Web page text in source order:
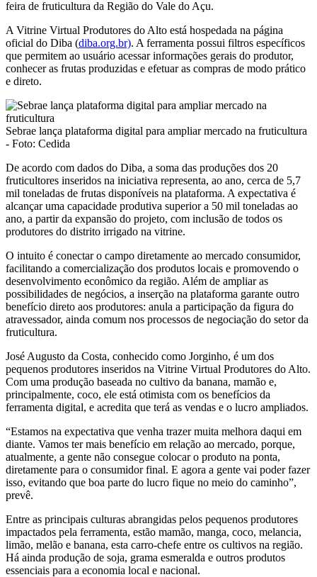
feira de fruticultura da Região do Vale do Açu.
A Vitrine Virtual Produtores do Alto está hospedada na página
oficial do Diba (diba.org.br). A ferramenta possui filtros específicos
que permitem ao usuário acessar informações gerais do produtor,
conhecer as frutas produzidas e efetuar as compras de modo prático
e direto.
Sebrae lança plataforma digital para ampliar mercado na fruticultura
- Foto: Cedida
De acordo com dados do Diba, a soma das produções dos 20
fruticultores inseridos na iniciativa representa, ao ano, cerca de 5,7
mil toneladas de frutas disponíveis na plataforma. A expectativa é
alcançar uma capacidade produtiva superior a 50 mil toneladas ao
ano, a partir da expansão do projeto, com inclusão de todos os
produtores do distrito irrigado na vitrine.
O intuito é conectar o campo diretamente ao mercado consumidor,
facilitando a comercialização dos produtos locais e promovendo o
desenvolvimento econômico da região. Além de ampliar as
possibilidades de negócios, a inserção na plataforma garante outro
benefício direto aos produtores: anula a participação da figura do
atravessador, ainda comum nos processos de negociação do setor da
fruticultura.
José Augusto da Costa, conhecido como Jorginho, é um dos
pequenos produtores inseridos na Vitrine Virtual Produtores do Alto.
Com uma produção baseada no cultivo da banana, mamão e,
principalmente, coco, ele está otimista com os benefícios da
ferramenta digital, e acredita que terá as vendas e o lucro ampliados.
“Estamos na expectativa que venha trazer muita melhora daqui em
diante. Vamos ter mais benefício em relação ao mercado, porque,
atualmente, a gente não consegue colocar o produto na ponta,
diretamente para o consumidor final. E agora a gente vai poder fazer
isso, evitando que boa parte do lucro fique no meio do caminho”,
prevê.
Entre as principais culturas abrangidas pelos pequenos produtores
impactados pela ferramenta, estão mamão, manga, coco, melancia,
limão, melão e banana, esta carro-chefe entre os cultivos na região.
Há ainda produção de soja, grama esmeralda e outros produtos
essenciais para a economia local e nacional.